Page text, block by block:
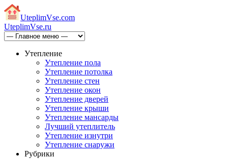
UteplimVse.com
UteplimVse.ru
Утепление
Утепление пола
Утепление потолка
Утепление стен
Утепление окон
Утепление дверей
Утепление крыши
Утепление мансарды
Лучший утеплитель
Утепление изнутри
Утепление снаружи
Рубрики